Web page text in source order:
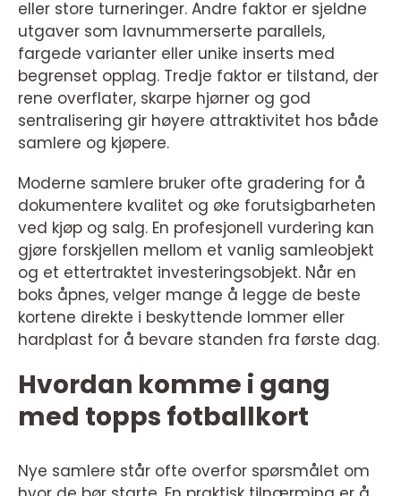
eller store turneringer. Andre faktor er sjeldne
utgaver som lavnummerserte parallels,
fargede varianter eller unike inserts med
begrenset opplag. Tredje faktor er tilstand, der
rene overflater, skarpe hjørner og god
sentralisering gir høyere attraktivitet hos både
samlere og kjøpere.
Moderne samlere bruker ofte gradering for å
dokumentere kvalitet og øke forutsigbarheten
ved kjøp og salg. En profesjonell vurdering kan
gjøre forskjellen mellom et vanlig samleobjekt
og et ettertraktet investeringsobjekt. Når en
boks åpnes, velger mange å legge de beste
kortene direkte i beskyttende lommer eller
hardplast for å bevare standen fra første dag.
Hvordan komme i gang
med topps fotballkort
Nye samlere står ofte overfor spørsmålet om